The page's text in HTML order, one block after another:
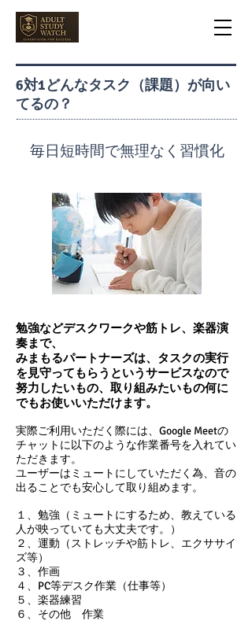
6対1どんなタスク（課題）が向い
てるの？
​毎日短時間で無理なく習慣化
勉強などデスクワークや筋トレ、楽器演
奏まで、
みまもるパートナーズは、タスクの実行
を見守ってもらうというサービスなので
努力したいもの、取り組みたいもの何に
でもお使いいただけます。
実際ご利用いただく際には、 Google Meetの
チャットに以下のような作業番号を入れてい
ただきます。
​ユーザーはミュートにしていただく為、音の
出ることでも安心して取り組めます。
１、勉強（ミュートにするため、教えている
人が映っていても大丈夫です。）
２、運動（ストレッチや筋トレ、エクササイ
ズ等）
３、作画
４、PC等デスク作業（仕事等）
５、楽器練習
６、その他 作業